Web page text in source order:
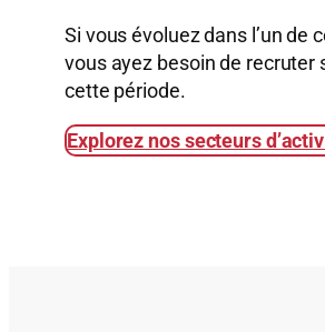
Si vous évoluez dans l’un de
vous ayez besoin de
cette période.
Explorez nos secteurs